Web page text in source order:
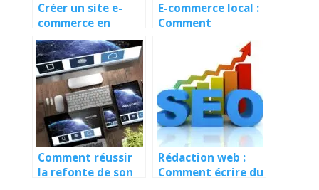
Créer un site e-
commerce en
Guadeloupe : Guide
complet
E-commerce local :
Comment
guadeloupéen en
ligne.
Comment réussir
la refonte de son
Rédaction web :
Comment écrire du